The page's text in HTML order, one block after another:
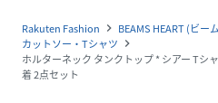
Rakuten Fashion navigate_next BEAMS HEART (ビー
カットソー・Tシャツ navigate_next
ホルターネック タンクトップ * シアー Tシ
着 2点セット